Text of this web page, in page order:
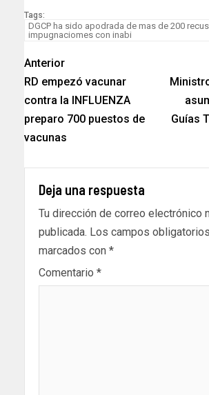
Tags:
DGCP ha sido apodrada de mas de 200
impugnaciomes con inabi
Anterior
RD empezó vacunar
contra la INFLUENZA
preparo 700 puestos de
vacunas
Guías
Deja una respuesta
Tu dirección de correo electrónico
publicada. Los campos
marcados con *
Comentario *